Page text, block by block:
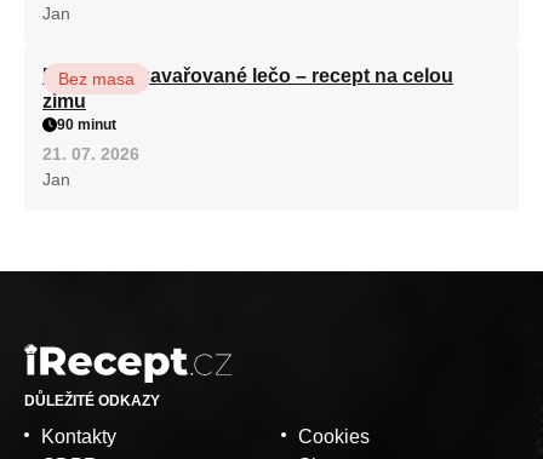
Jan
Babiččino zavařované lečo – recept na celou
zimu
Bez masa
90 minut
21. 07. 2026
Jan
DŮLEŽITÉ ODKAZY
Kontakty
Cookies